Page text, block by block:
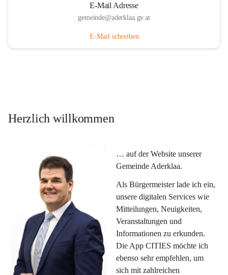
E-Mail Adresse
gemeinde@aderklaa.gv.at
E-Mail schreiben
Herzlich willkommen
… auf der Website unserer
Gemeinde Aderklaa.
Als Bürgermeister lade ich ein,
unsere digitalen Services wie
Mitteilungen, Neuigkeiten,
Veranstaltungen und
Informationen zu erkunden.
Die App CITIES möchte ich
ebenso sehr empfehlen, um
sich mit zahlreichen